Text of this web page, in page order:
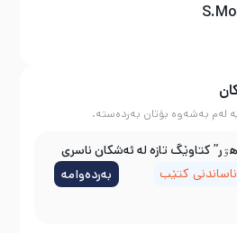
لەم بەشەوە بۆتان بەردەستە.
کتاوێگ تازە لە ئەشکان ناسری
ناساندنی کتێب
بەردەوامە